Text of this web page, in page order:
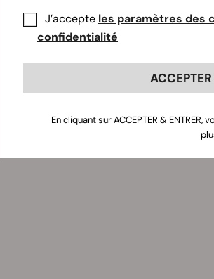
J’accepte les paramètres des
confidentialité
En cliquant sur ACCEPTER &